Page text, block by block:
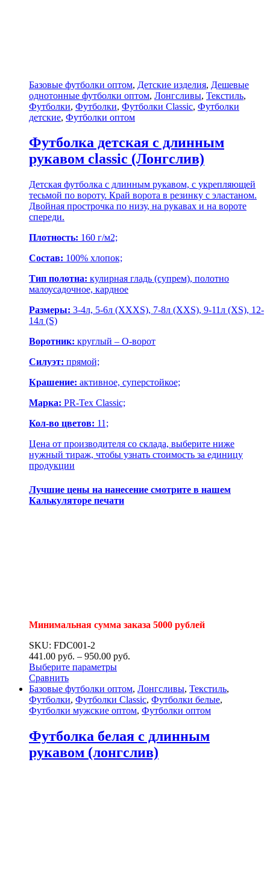
Базовые футболки оптом, Детские изделия, Дешевые
однотонные футболки оптом, Лонгсливы, Текстиль,
Футболки, Футболки, Футболки Classic, Футболки
детские, Футболки оптом
Футболка детская с длинным
рукавом classic (Лонгслив)
Детская футболка с длинным рукавом, с укрепляющей
тесьмой по вороту. Край ворота в резинку с эластаном.
Двойная прострочка по низу, на рукавах и на вороте
спереди.
Плотность: 160 г/м2;
Состав: 100% хлопок;
Тип полотна: кулирная гладь (супрем), полотно
малоусадочное, кардное
Размеры: 3-4л, 5-6л (XXXS), 7-8л (XXS), 9-11л (XS), 12-
14л (S)
Воротник: круглый – О-ворот
Силуэт: прямой;
Крашение: активное, суперстойкое;
Марка: PR-Tex Classic;
Кол-во цветов: 11;
Цена от производителя со склада, выберите ниже
нужный тираж, чтобы узнать стоимость за единицу
продукции
Лучшие цены на нанесение смотрите в нашем
Калькуляторе печати
Минимальная сумма заказа 5000 рублей
SKU: FDC001-2
441.00 руб. – 950.00 руб.
Выберите параметры
Сравнить
Базовые футболки оптом, Лонгсливы, Текстиль,
Футболки, Футболки Classic, Футболки белые,
Футболки мужские оптом, Футболки оптом
Футболка белая с длинным
рукавом (лонгслив)